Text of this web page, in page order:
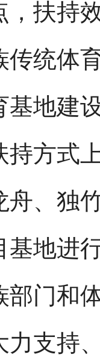
，扶持
传统体
基地建
持方式
舟、独
基地进
部门和
力支持